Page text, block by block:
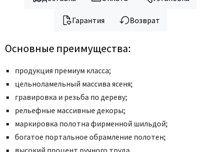
Lockstyle
Miksal
Milyana
Morelli
Optima Porte
Oro - Oro
Гарантия Возврат
Основные преимущества:
продукция премиум класса;
цельноламельный массива ясеня;
гравировка и резьба по дереву;
рельефные массивные декоры;
маркировка полотна фирменной шильдой;
богатое портальное обрамление полотен;
высокий процент ручного труда.